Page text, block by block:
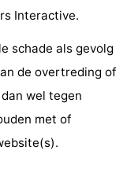
Interactive.
schade als gevolg
de overtreding of
wel tegen
met of